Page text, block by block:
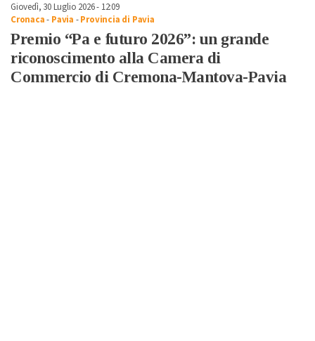
Giovedì, 30 Luglio 2026 - 12:09
Cronaca- Pavia -Provincia di Pavia
Premio “Pa e futuro 2026”: un grande
riconoscimento alla Camera di
Commercio di Cremona-Mantova-Pavia